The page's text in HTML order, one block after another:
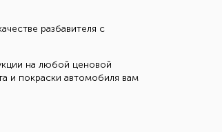
разбавителя с
на любой ценовой
и покраски автомобиля вам